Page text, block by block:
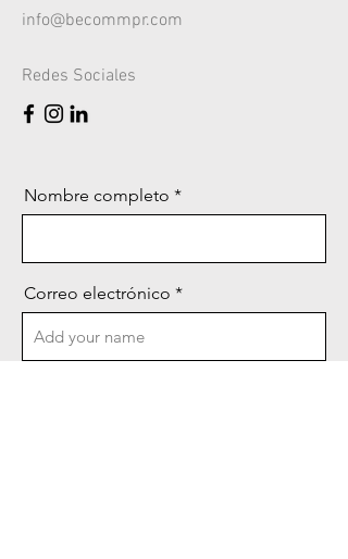
info@becommpr.com
Redes Sociales
Nombre completo
Correo electrónico